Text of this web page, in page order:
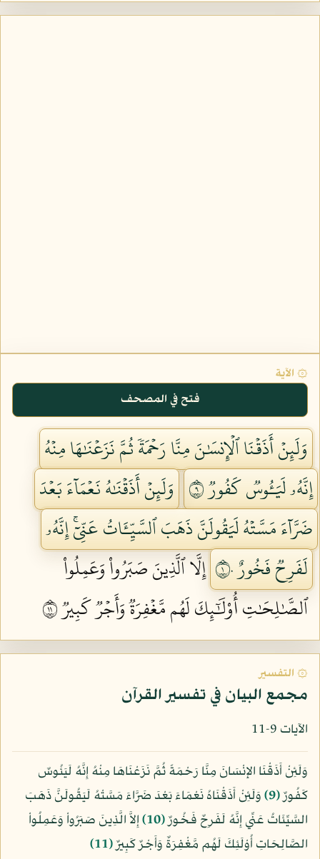
۞ الآية
فتح في المصحف
وَلَئِنۡ أَذَقۡنَا ٱلۡإِنسَٰنَ مِنَّا رَحۡمَةٗ ثُمَّ نَزَعۡنَٰهَا مِنۡهُ
إِنَّهُۥ لَيَـُٔوسٞ كَفُورٞ ٩
وَلَئِنۡ أَذَقۡنَٰهُ نَعۡمَآءَ بَعۡدَ
ضَرَّآءَ مَسَّتۡهُ لَيَقُولَنَّ ذَهَبَ ٱلسَّيِّـَٔاتُ عَنِّيٓۚ إِنَّهُۥ
لَفَرِحٞ فَخُورٌ ١٠
إِلَّا ٱلَّذِينَ صَبَرُواْ وَعَمِلُواْ
ٱلصَّٰلِحَٰتِ أُوْلَٰٓئِكَ لَهُم مَّغۡفِرَةٞ وَأَجۡرٞ كَبِيرٞ ١١
۞ التفسير
مجمع البيان في تفسير القرآن
الآيات 9-11
وَلَئِنْ أَذَقْنَا الإِنْسَانَ مِنَّا رَحْمَةً ثُمَّ نَزَعْنَاهَا مِنْهُ إِنَّهُ لَيَئُوسٌ
كَفُورٌ﴿9﴾
وَلَئِنْ أَذَقْنَاهُ نَعْمَاءَ بَعْدَ ضَرَّاءَ مَسَّتْهُ لَيَقُولَنَّ ذَهَبَ
السَّيِّئَاتُ عَنِّي إِنَّهُ لَفَرِحٌ فَخُورٌ﴿10﴾
إِلاَّ الَّذِينَ صَبَرُواْ وَعَمِلُواْ
الصَّالِحَاتِ أُوْلَئِكَ لَهُم مَّغْفِرَةٌ وَأَجْرٌ كَبِيرٌ﴿11﴾